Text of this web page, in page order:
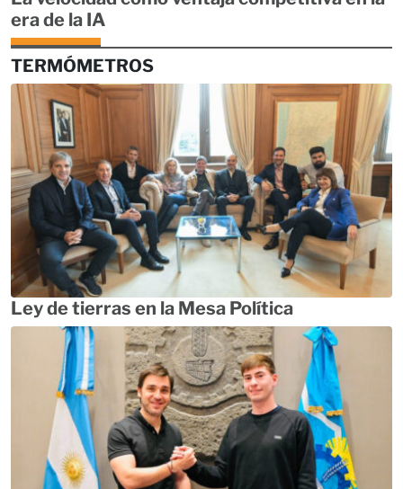
era de la IA
TERMÓMETROS
Ley de tierras en la Mesa Política